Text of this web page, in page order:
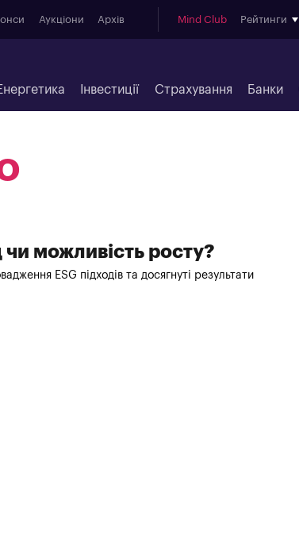
Аукціони Архів Mind Club Рейтинги
Інвестиції Страхування Банки
можливість росту?
ESG підходів та досягнуті результати